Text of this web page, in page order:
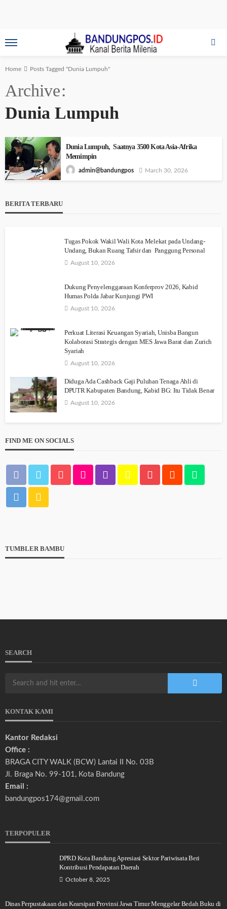
Home Posts Tagged "Dunia Lumpuh"
Archive
Dunia Lumpuh
Dunia Lumpuh, Saatnya 3500 Kota Asia-Afrika
Memimpin
admin@bandungpos March 30, 2026
BERITA TERBARU
Tugas Pokok Wakil Wali Kota Melekat pada Undang-
Undang, Bukan Ruang Tafsir dan Panggung Personal
August 10, 2026
Dukung Penyelenggaraan Konferprov 2026, Kabid
Humas Polda Jabar Kunjungi PWI
August 10, 2026
Perkuat Literasi Keuangan Syariah, Unisba Bangun
Kolaborasi Strategis dengan MES Jawa Barat dan Zurich
Syariah
August 10, 2026
Diduga Ada Cashback Gaji Puluhan Tenaga Ahli di
DPUTR Kabupaten Bandung, Kabid BG: Itu Tidak Benar
August 10, 2026
FIND ME ON SOCIALS
TUMBLER BAMBU
SEARCH
KONTAK KAMI
Kantor Redaksi
Office :
BRAGA CITY WALK (BCW) Lantai II No. 03B
Jl. Braga No. 99-101, Kota Bandung
Email :
bandungpos174@gmail.com
TERPOPULER
DPRD Kota Bandung Apresiasi Sektor Pariwisata Beri
Kontribusi Pendapatan Daerah
October 8, 2025
Dinas Perpustakaan dan Kearsipan Provinsi Jawa Timur Menggelar Bedah Buku di